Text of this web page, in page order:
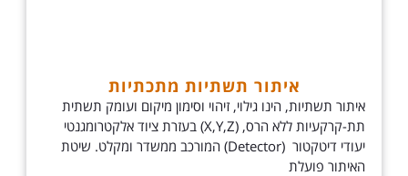
איתור תשתיות מתכתיות
איתור תשתיות, הינו גילוי, זיהוי וסימון מיקום ועומק תשתית
תת-קרקעיות ללא הרס, (X,Y,Z) בעזרת ציוד אלקטרומגנטי
יעודי דיטקטור (Detector) המורכב ממשדר ומקלט. שיטת
האיתור פועלת